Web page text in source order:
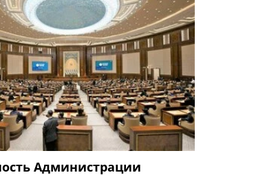
Администрации